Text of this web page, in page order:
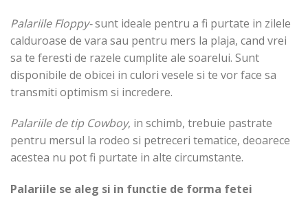
Palariile Floppy-sunt ideale pentru a fi purtate in zilele
calduroase de vara sau pentru mers la plaja, cand vrei
sa te feresti de razele cumplite ale soarelui. Sunt
disponibile de obicei in culori vesele si te vor face sa
transmiti optimism si incredere.
Palariile de tip Cowboy, in schimb, trebuie pastrate
pentru mersul la rodeo si petreceri tematice, deoarece
acestea nu pot fi purtate in alte circumstante.
Palariile se aleg si in functie de forma fetei